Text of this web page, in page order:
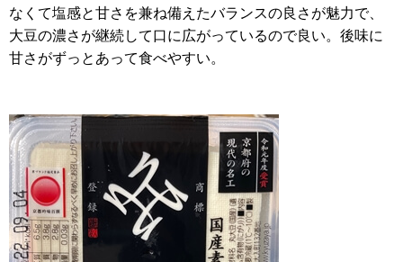
なくて塩感と甘さを兼ね備えたバランスの良さが魅力で、
大豆の濃さが継続して口に広がっているので良い。後味に
甘さがずっとあって食べやすい。